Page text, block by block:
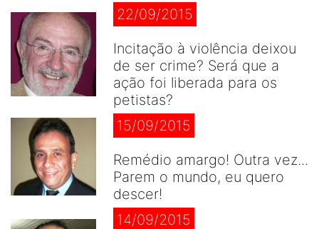
22/09/2015
Incitação à violência deixou
de ser crime? Será que a
ação foi liberada para os
petistas?
15/09/2015
Remédio amargo! Outra vez...
Parem o mundo, eu quero
descer!
14/09/2015